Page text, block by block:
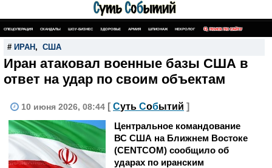
СПЕЦОПЕРАЦИЯ СКАНДАЛЫ ШОУ-БИЗНЕС ЗДОРОВЬЕ АРМИЯ ШПИОНАЖ НЕКРОЛОГ ПОИСК ПО САЙТУ
# ИРАН , США
Иран атаковал военные базы США в
ответ на удар по своим объектам
10 июня 2026, 08:44 [ Суть Событий ]
Центральное командование
ВС США на Ближнем Востоке
(CENTCOM) сообщило об
ударах по иранским